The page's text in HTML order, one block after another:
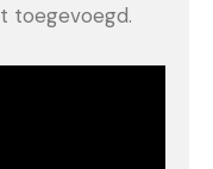
toegevoegd.